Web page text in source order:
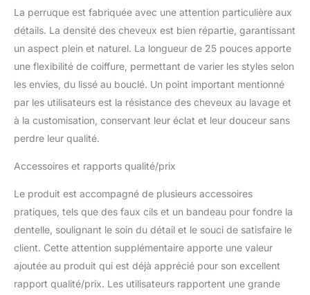
La perruque est fabriquée avec une attention particulière aux
détails. La densité des cheveux est bien répartie, garantissant
un aspect plein et naturel. La longueur de 25 pouces apporte
une flexibilité de coiffure, permettant de varier les styles selon
les envies, du lissé au bouclé. Un point important mentionné
par les utilisateurs est la résistance des cheveux au lavage et
à la customisation, conservant leur éclat et leur douceur sans
perdre leur qualité.
Accessoires et rapports qualité/prix
Le produit est accompagné de plusieurs accessoires
pratiques, tels que des faux cils et un bandeau pour fondre la
dentelle, soulignant le soin du détail et le souci de satisfaire le
client. Cette attention supplémentaire apporte une valeur
ajoutée au produit qui est déjà apprécié pour son excellent
rapport qualité/prix. Les utilisateurs rapportent une grande